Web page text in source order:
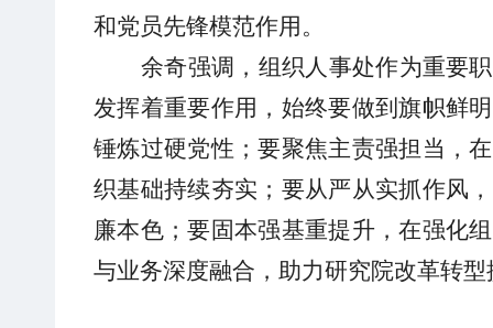
和党员先锋模范作用。
余奇强调，组织人事处作为重要
发挥着重要作用，始终要做到旗帜鲜
锤炼过硬党性；要聚焦主责强担当，
织基础持续夯实；要从严从实抓作风
廉本色；要固本强基重提升，在强化
与业务深度融合，助力研究院改革转